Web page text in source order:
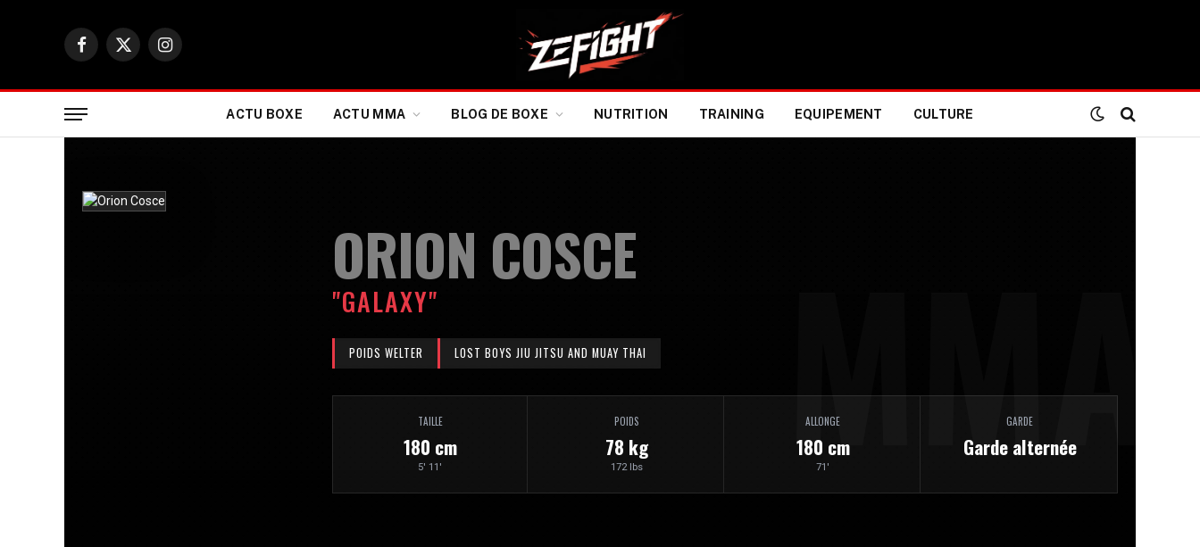
Facebook
X
Instagram
ACTU BOXE ACTU MMA BLOG DE BOXE NUTRITION TRAINING EQUIPEMENT CULTURE
ORION COSCE
"GALAXY"
POIDS WELTER LOST BOYS JIU JITSU AND MUAY THAI
TAILLE
180 cm
5' 11'
POIDS
78 kg
172 lbs
ALLONGE
180 cm
71'
GARDE
Garde alternée